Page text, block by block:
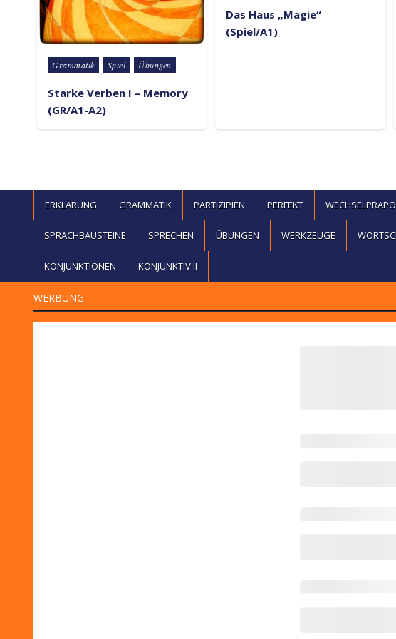
Posted in
Grammatik Spiel Übungen
Starke Verben I – Memory
(GR/A1-A2)
Das Haus „Magie“
(Spiel/A1)
ERKLÄRUNG GRAMMATIK PARTIZIPIEN PERFEKT
SPRACHBAUSTEINE SPRECHEN ÜBUNGEN WERKZEUGE
KONJUNKTIONEN KONJUNKTIV II
WERBUNG